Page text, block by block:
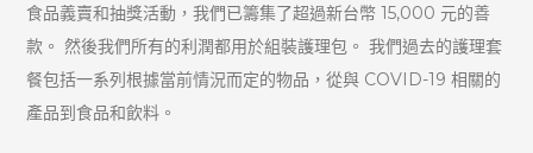
食品義賣和抽獎活動，我們已籌集了超過新台幣 15,000 元的善
款。 然後我們所有的利潤都用於組裝護理包。 我們過去的護理套
餐包括一系列根據當前情況而定的物品，從與 COVID-19 相關的
產品到食品和飲料。